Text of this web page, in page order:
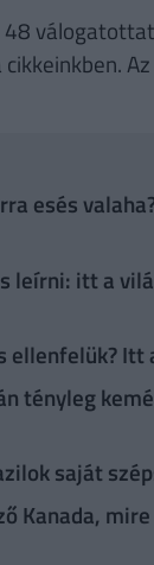
esés
leírni: itt a
ellenfelük? Itt
tényleg
saját
Kanada,